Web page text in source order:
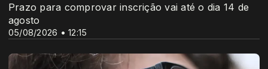
05/08/2026 • 12:15
Prazo para comprovar inscrição vai até o dia 14 de
agosto